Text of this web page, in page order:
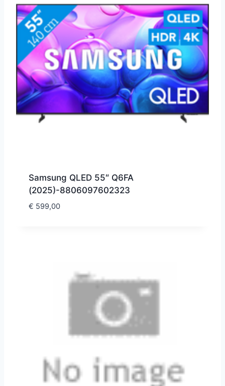
Samsung QLED 55″ Q6FA
(2025)-8806097602323
€ 599,00